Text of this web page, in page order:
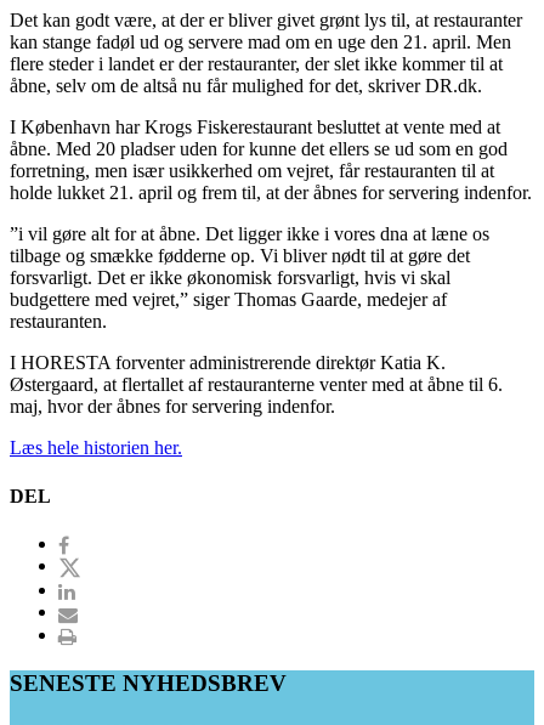
Det kan godt være, at der er bliver givet grønt lys til, at restauranter
kan stange fadøl ud og servere mad om en uge den 21. april. Men
flere steder i landet er der restauranter, der slet ikke kommer til at
åbne, selv om de altså nu får mulighed for det, skriver DR.dk.
I København har Krogs Fiskerestaurant besluttet at vente med at
åbne. Med 20 pladser uden for kunne det ellers se ud som en god
forretning, men især usikkerhed om vejret, får restauranten til at
holde lukket 21. april og frem til, at der åbnes for servering indenfor.
”i vil gøre alt for at åbne. Det ligger ikke i vores dna at læne os
tilbage og smække fødderne op. Vi bliver nødt til at gøre det
forsvarligt. Det er ikke økonomisk forsvarligt, hvis vi skal
budgettere med vejret,” siger Thomas Gaarde, medejer af
restauranten.
I HORESTA forventer administrerende direktør Katia K.
Østergaard, at flertallet af restauranterne venter med at åbne til 6.
maj, hvor der åbnes for servering indenfor.
Læs hele historien her.
DEL
SENESTE NYHEDSBREV